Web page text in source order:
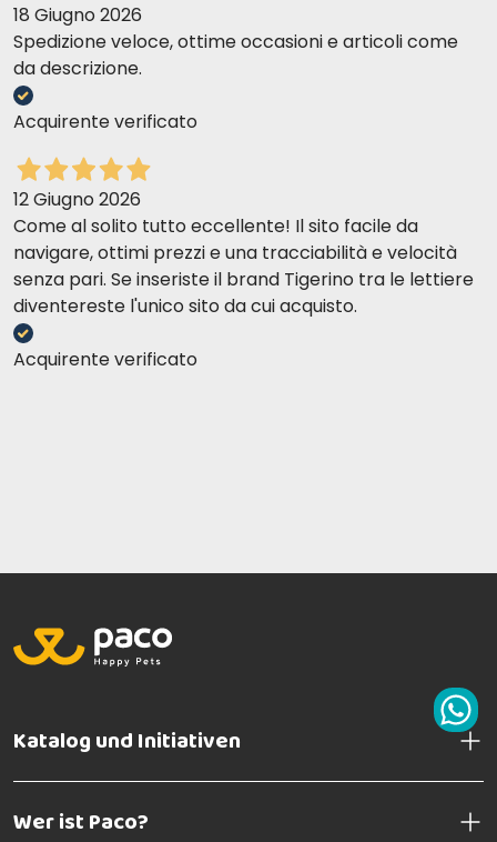
18 Giugno 2026
Spedizione veloce, ottime occasioni e articoli come
da descrizione.
Acquirente verificato
12 Giugno 2026
Come al solito tutto eccellente! Il sito facile da
navigare, ottimi prezzi e una tracciabilità e velocità
senza pari. Se inseriste il brand Tigerino tra le lettiere
diventereste l'unico sito da cui acquisto.
Acquirente verificato
Katalog und Initiativen
Wer ist Paco?